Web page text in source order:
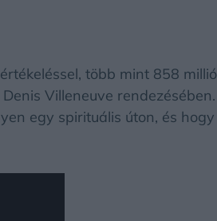
több mint 858 millió
Villeneuve rendezésében.
egy spirituális úton, és hogy